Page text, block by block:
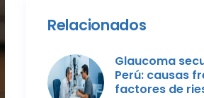
Relacionados
Glaucoma
Perú: causas
factores de